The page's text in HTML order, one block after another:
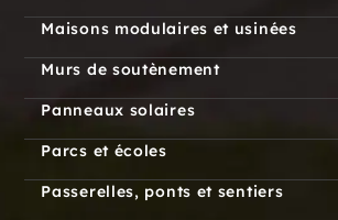
Maisons modulaires et usinées
Murs de soutènement
Panneaux solaires
Parcs et écoles
Passerelles, ponts et sentiers